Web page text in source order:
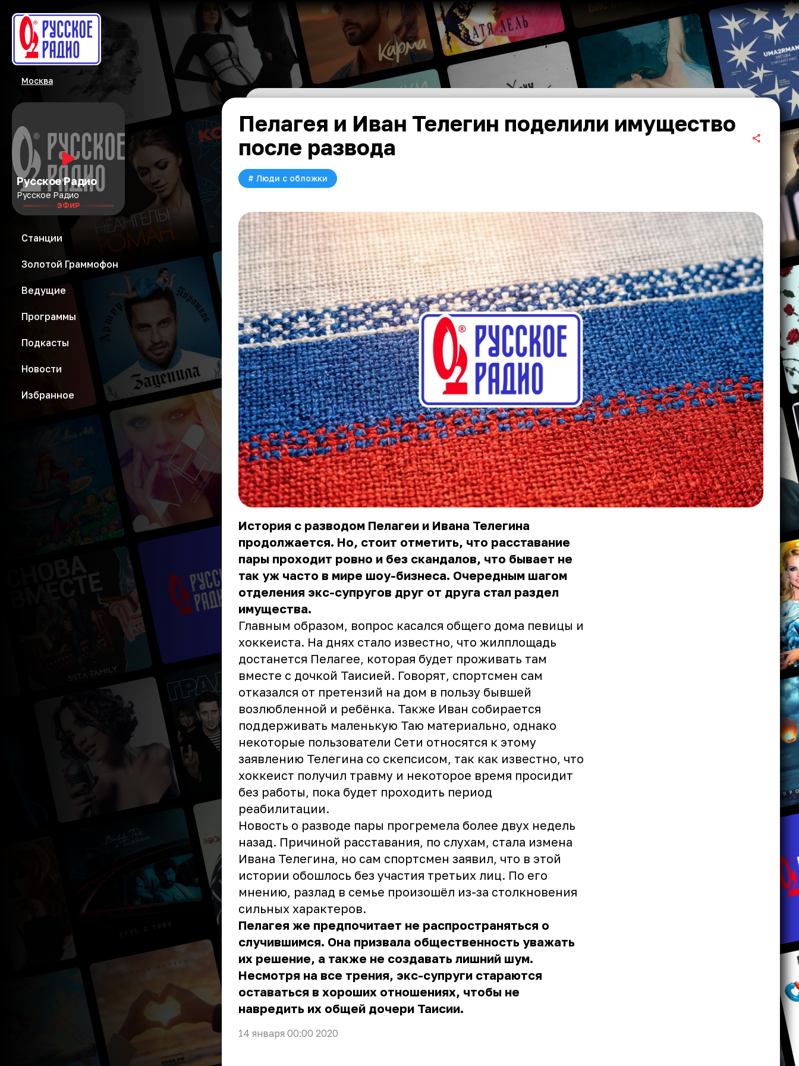
Москва
Русское Радио
Русское Радио
ЭФИР
Станции
Золотой Граммофон
Ведущие
Программы
Подкасты
Новости
Избранное
Пелагея и Иван Телегин поделили имущество
после развода
# Люди с обложки
История с разводом Пелагеи и Ивана Телегина
продолжается. Но, стоит отметить, что расставание
пары проходит ровно и без скандалов, что бывает не
так уж часто в мире шоу-бизнеса. Очередным шагом
отделения экс-супругов друг от друга стал раздел
имущества.
Главным образом, вопрос касался общего дома певицы и
хоккеиста. На днях стало известно, что жилплощадь
достанется Пелагее, которая будет проживать там
вместе с дочкой Таисией. Говорят, спортсмен сам
отказался от претензий на дом в пользу бывшей
возлюбленной и ребёнка. Также Иван собирается
поддерживать маленькую Таю материально, однако
некоторые пользователи Сети относятся к этому
заявлению Телегина со скепсисом, так как известно, что
хоккеист получил травму и некоторое время просидит
без работы, пока будет проходить период
реабилитации.
Новость о разводе пары прогремела более двух недель
назад. Причиной расставания, по слухам, стала измена
Ивана Телегина, но сам спортсмен заявил, что в этой
истории обошлось без участия третьих лиц. По его
мнению, разлад в семье произошёл из-за столкновения
сильных характеров.
Пелагея же предпочитает не распространяться о
случившимся. Она призвала общественность уважать
их решение, а также не создавать лишний шум.
Несмотря на все трения, экс-супруги стараются
оставаться в хороших отношениях, чтобы не
навредить их общей дочери Таисии.
14 января 00:00 2020